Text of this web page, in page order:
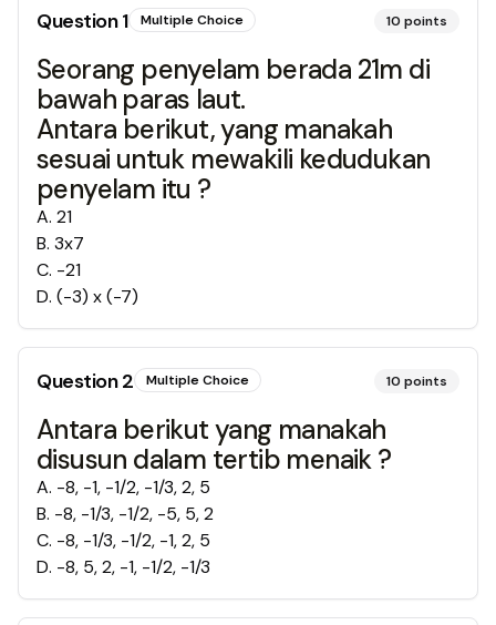
Question1 Multiple Choice 10 points
Seorang penyelam berada 21m di
bawah paras laut.
Antara berikut, yang manakah
sesuai untuk mewakili kedudukan
penyelam itu ?
A. 21
B. 3x7
C. -21
D. (-3) x (-7)
Question2 Multiple Choice 10 points
Antara berikut yang manakah
disusun dalam tertib menaik ?
A. -8, -1, -1/2, -1/3, 2, 5
B. -8, -1/3, -1/2, -5, 5, 2
C. -8, -1/3, -1/2, -1, 2, 5
D. -8, 5, 2, -1, -1/2, -1/3